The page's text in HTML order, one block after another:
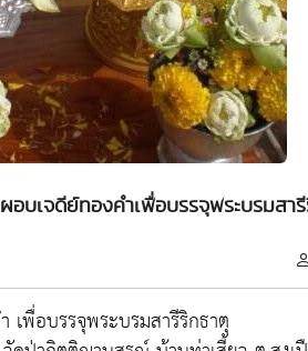
บเจดีย์ทองคำเพื่อบรรจุพระบรมสา
พื่อบรรจุพระบรมสารีริกธาตุ